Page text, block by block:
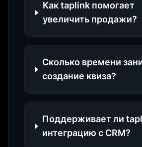
Как taplink помогает
увеличить продажи?
Сколько времени
создание квиза?
Поддерживает ли
интеграцию с CRM?